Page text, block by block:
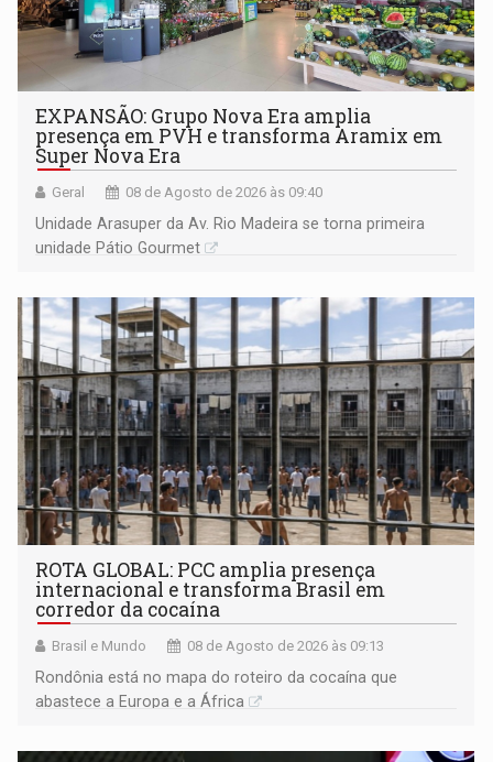
EXPANSÃO: Grupo Nova Era amplia
presença em PVH e transforma Aramix em
Super Nova Era
Geral 08 de Agosto de 2026 às 09:40
Unidade Arasuper da Av. Rio Madeira se torna primeira
unidade Pátio Gourmet
ROTA GLOBAL: PCC amplia presença
internacional e transforma Brasil em
corredor da cocaína
Brasil e Mundo 08 de Agosto de 2026 às 09:13
Rondônia está no mapa do roteiro da cocaína que
abastece a Europa e a África